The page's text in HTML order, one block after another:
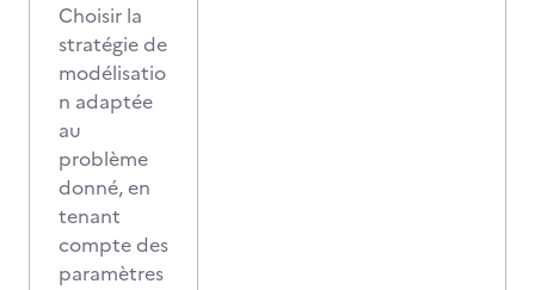
Choisir la
stratégie de
modélisatio
n adaptée
au
problème
donné, en
tenant
compte des
paramètres